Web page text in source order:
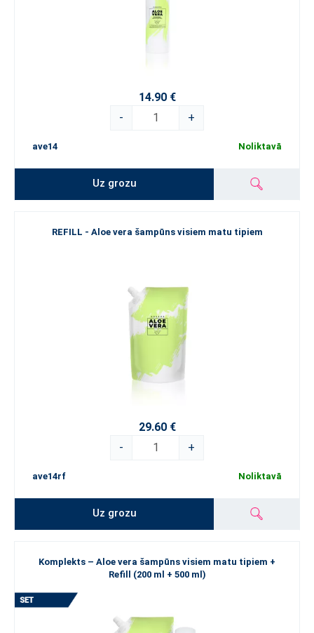
14.90 €
-
+
ave14 Noliktavā
Uz grozu
REFILL - Aloe vera šampūns visiem matu tipiem
29.60 €
-
+
ave14rf Noliktavā
Uz grozu
Komplekts – Aloe vera šampūns visiem matu tipiem +
Refill (200 ml + 500 ml)